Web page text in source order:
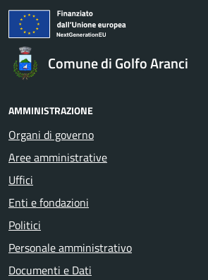
Comune di Golfo Aranci
AMMINISTRAZIONE
Organi di governo
Aree amministrative
Uffici
Enti e fondazioni
Politici
Personale amministrativo
Documenti e Dati